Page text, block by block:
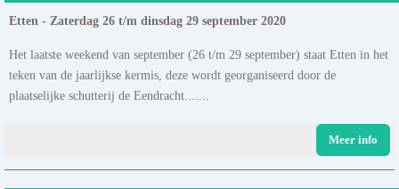
Etten - Zaterdag 26 t/m dinsdag 29 september 2020
Het laatste weekend van september (26 t/m 29 september) staat Etten in het
teken van de jaarlijkse kermis, deze wordt georganiseerd door de
plaatselijke schutterij de Eendracht.......
Meer info